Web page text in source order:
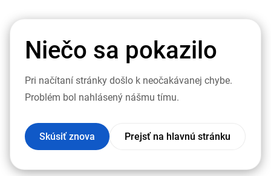
Niečo sa pokazilo
Pri načítaní stránky došlo k neočakávanej chybe.
Problém bol nahlásený nášmu tímu.
Skúsiť znova Prejsť na hlavnú stránku